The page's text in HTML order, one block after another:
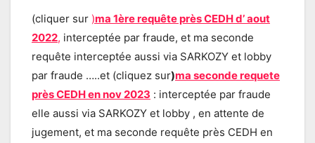
(cliquer sur )ma 1ère requête près CEDH d’ aout
2022, interceptée par fraude, et ma seconde
requête interceptée aussi via SARKOZY et lobby
par fraude …..et (cliquez sur)ma seconde requete
près CEDH en nov 2023 : interceptée par fraude
elle aussi via SARKOZY et lobby , en attente de
jugement, et ma seconde requête près CEDH en